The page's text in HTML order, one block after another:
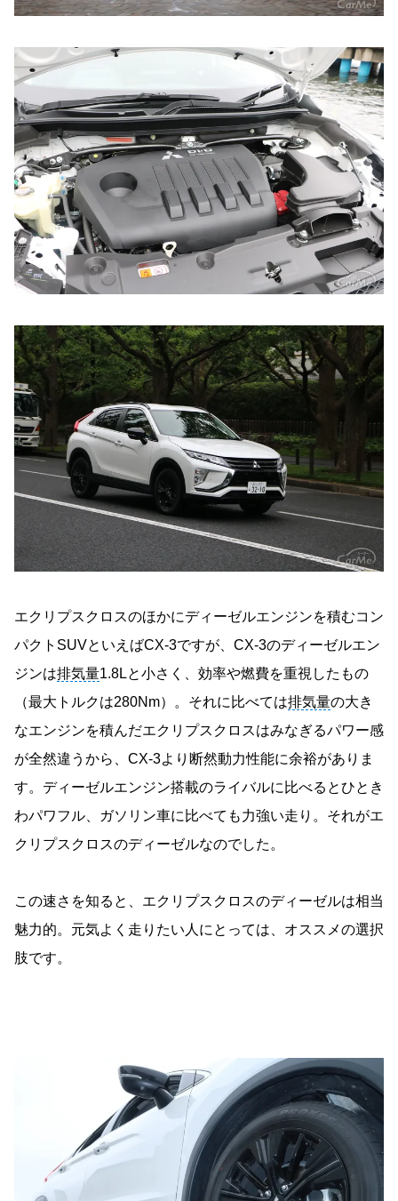
エクリプスクロスのほかにディーゼルエンジンを積むコン
パクトSUVといえばCX-3ですが、CX-3のディーゼルエン
ジンは排気量1.8Lと小さく、効率や燃費を重視したもの
（最大トルクは280Nm）。それに比べては排気量の大き
なエンジンを積んだエクリプスクロスはみなぎるパワー感
が全然違うから、CX-3より断然動力性能に余裕がありま
す。ディーゼルエンジン搭載のライバルに比べるとひとき
わパワフル、ガソリン車に比べても力強い走り。それがエ
クリプスクロスのディーゼルなのでした。
この速さを知ると、エクリプスクロスのディーゼルは相当
魅力的。元気よく走りたい人にとっては、オススメの選択
肢です。